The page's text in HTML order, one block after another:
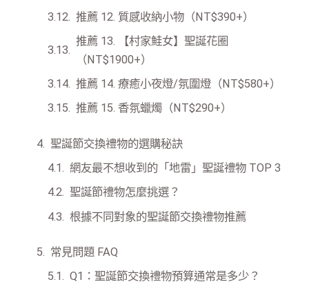
推薦 12. 質感收納小物（NT$390+）
推薦 13. 【村家鮭女】聖誕花圈
（NT$1900+）
推薦 14. 療癒小夜燈/氛圍燈（NT$580+）
推薦 15. 香氛蠟燭（NT$290+）
聖誕節交換禮物的選購秘訣
網友最不想收到的「地雷」聖誕禮物 TOP 3
聖誕節禮物怎麼挑選？
根據不同對象的聖誕節交換禮物推薦
常見問題 FAQ
Q1：聖誕節交換禮物預算通常是多少？